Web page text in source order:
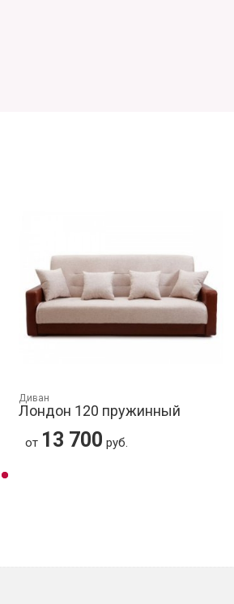
Диван
Лондон 120 пружинный
от 13 700 руб.